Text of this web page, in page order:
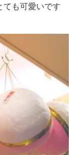
ても可愛いです